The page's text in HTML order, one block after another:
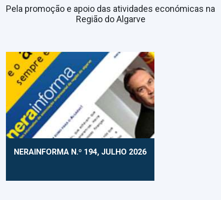
Pela promoção e apoio das atividades económicas na
Região do Algarve
NERAINFORMA N.º 194, JULHO 2026